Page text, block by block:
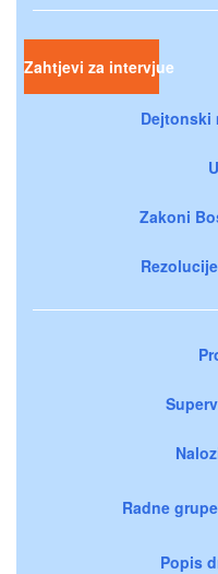
Zahtjevi za intervjue
Dejtonski
Zakoni
Radne
Popis